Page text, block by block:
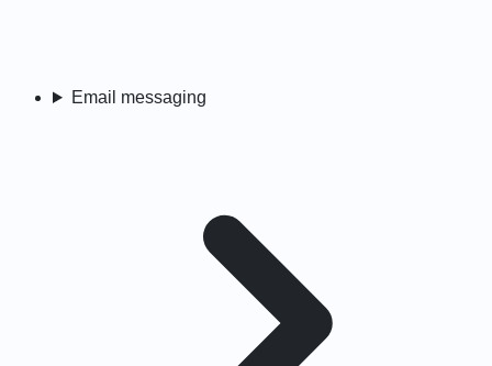
Email messaging